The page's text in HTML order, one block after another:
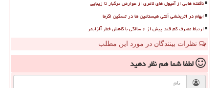
ناگفته هایی از آمپول های لاغری از عوارض مرگبار تا زیبایی
ابهام در اثربخشی آنتی هیستامین ها در تسکین اگزما
ارتباط مصرف کم قند پیش از ۲ سالگی با کاهش خطر آلزایمر
نظرات بینندگان در مورد این مطلب
لطفا شما همنظر دهید